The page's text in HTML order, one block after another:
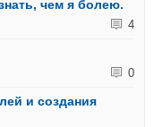
чем я болею.
4
0
и создания